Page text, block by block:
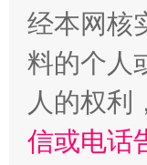
经本网核
料的个人
人的权利
信或电话